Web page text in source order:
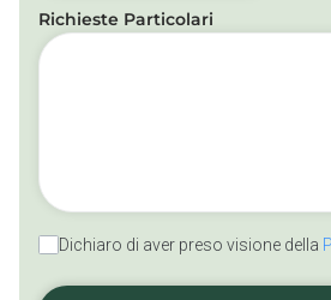
Richieste Particolari
Dichiaro di aver preso visione della